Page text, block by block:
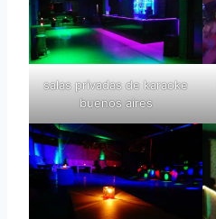
salas privadas de karaoke
buenos aires